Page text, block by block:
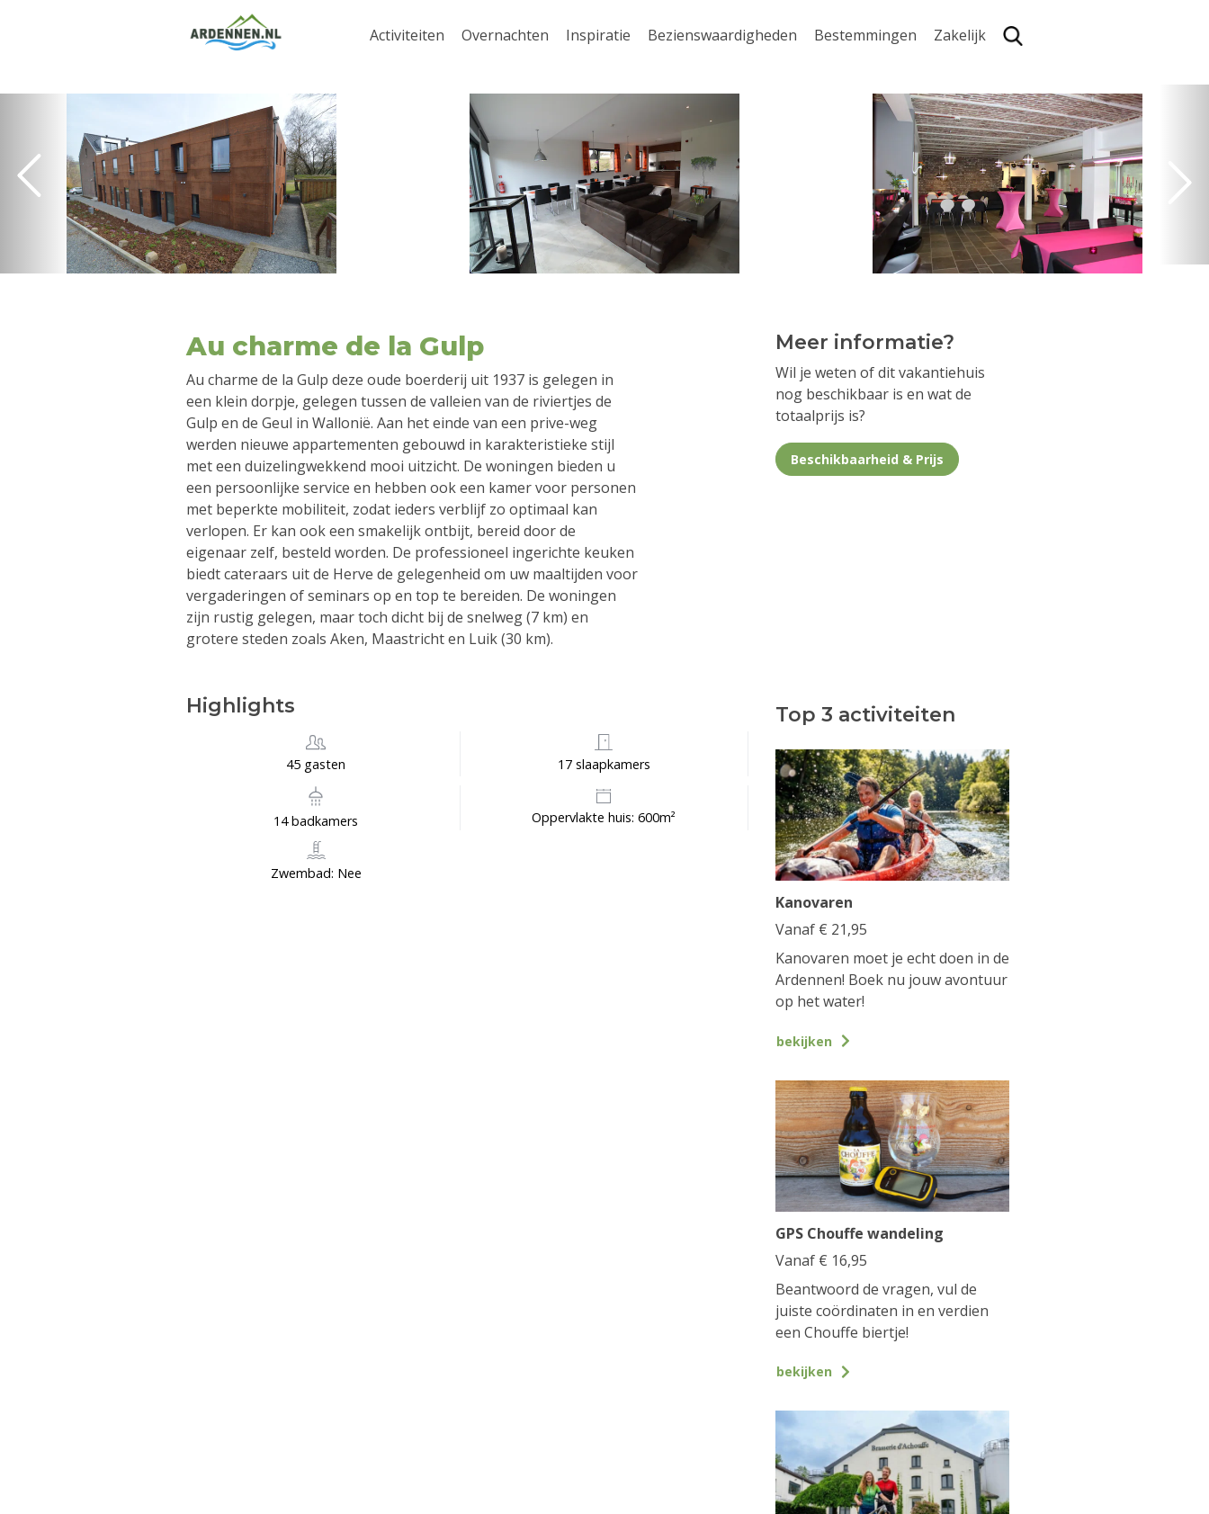
Activiteiten Overnachten Inspiratie Bezienswaardigheden Bestemmingen Zakelijk
Au charme de la Gulp
Au charme de la Gulp deze oude boerderij uit 1937 is gelegen in
een klein dorpje, gelegen tussen de valleien van de riviertjes de
Gulp en de Geul in Wallonië. Aan het einde van een prive-weg
werden nieuwe appartementen gebouwd in karakteristieke stijl
met een duizelingwekkend mooi uitzicht. De woningen bieden u
een persoonlijke service en hebben ook een kamer voor personen
met beperkte mobiliteit, zodat ieders verblijf zo optimaal kan
verlopen. Er kan ook een smakelijk ontbijt, bereid door de
eigenaar zelf, besteld worden. De professioneel ingerichte keuken
biedt cateraars uit de Herve de gelegenheid om uw maaltijden voor
vergaderingen of seminars op en top te bereiden. De woningen
zijn rustig gelegen, maar toch dicht bij de snelweg (7 km) en
grotere steden zoals Aken, Maastricht en Luik (30 km).
Highlights
45 gasten 17 slaapkamers
14 badkamers Oppervlakte huis: 600m²
Zwembad: Nee
Meer informatie?
Wil je weten of dit vakantiehuis
nog beschikbaar is en wat de
totaalprijs is?
Beschikbaarheid & Prijs
Top 3 activiteiten
Kanovaren
Vanaf € 21,95
Kanovaren moet je echt doen in de
Ardennen! Boek nu jouw avontuur
op het water!
bekijken
GPS Chouffe wandeling
Vanaf € 16,95
Beantwoord de vragen, vul de
juiste coördinaten in en verdien
een Chouffe biertje!
bekijken